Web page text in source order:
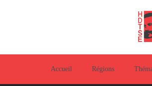
Accueil Régions